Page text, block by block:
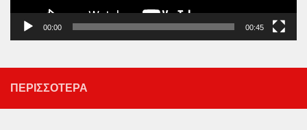
00:00 00:45
ΠΕΡΙΣΣΌΤΕΡΑ